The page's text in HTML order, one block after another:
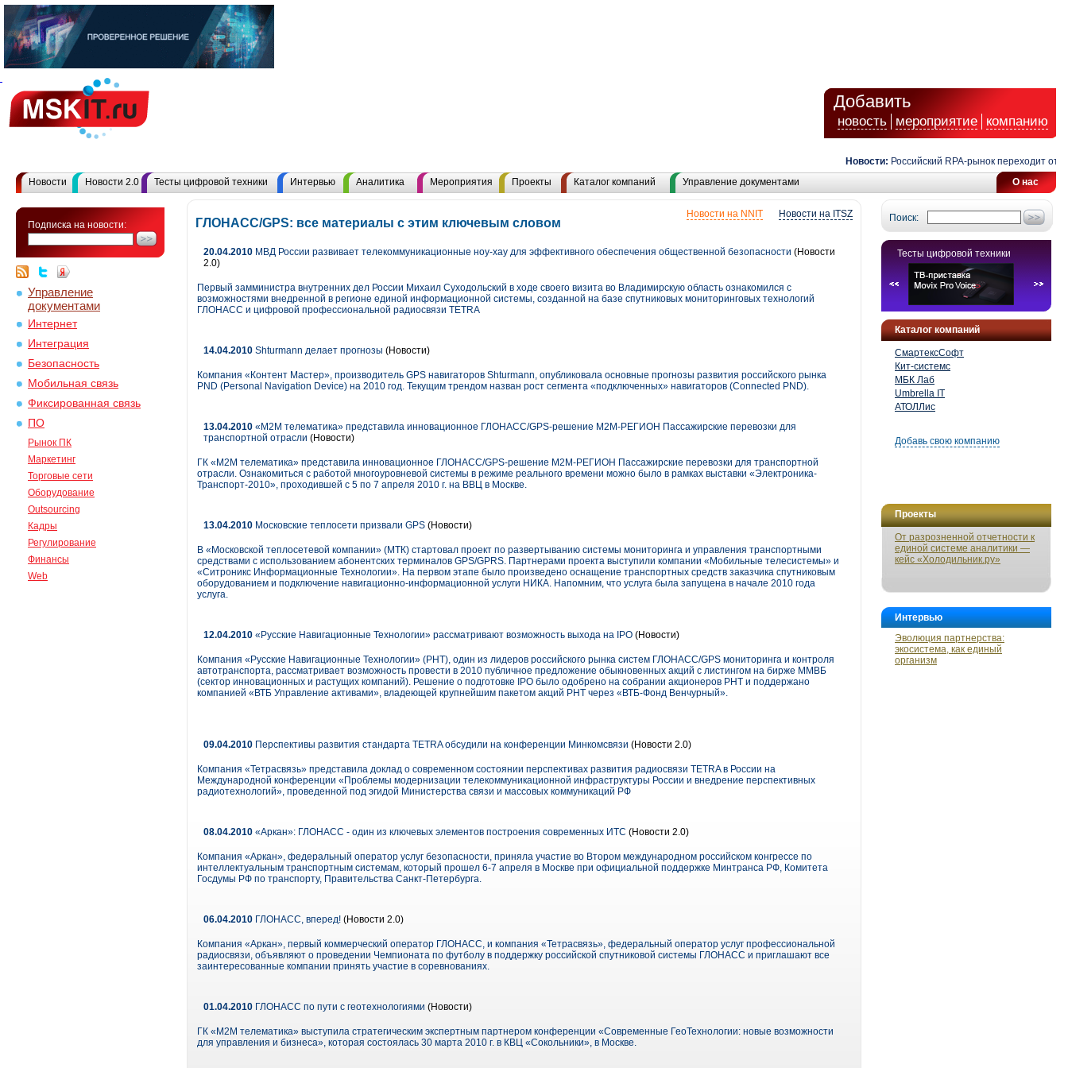
Добавить
новость мероприятие компанию
Новости: Российский RPA-рынок переходит от
О нас
Новости Новости 2.0 Тесты цифровой техники Интервью Аналитика Мероприятия Проекты Каталог компаний Управление документами
Подписка на новости:
Управление
документами
Интернет
Интеграция
Безопасность
Мобильная связь
Фиксированная связь
ПО
Рынок ПК
Маркетинг
Торговые сети
Оборудование
Outsourcing
Кадры
Регулирование
Финансы
Web
Поиск:
Тесты цифровой техники
Каталог компаний
СмартексСофт
Кит-системс
МБК Лаб
Umbrella IT
АТОЛЛис
Добавь свою компанию
Проекты
От разрозненной отчетности к
единой системе аналитики —
кейс «Холодильник.ру»
Интервью
Эволюция партнерства:
экосистема, как единый
организм
Новости на ITSZ
Новости на NNIT
ГЛОНАСС/GPS: все материалы с этим ключевым словом
20.04.2010 МВД России развивает телекоммуникационные ноу-хау для эффективного обеспечения общественной безопасности (Новости
2.0)
Первый замминистра внутренних дел России Михаил Суходольский в ходе своего визита во Владимирскую область ознакомился с
возможностями внедренной в регионе единой информационной системы, созданной на базе спутниковых мониторинговых технологий
ГЛОНАСС и цифровой профессиональной радиосвязи TETRA
14.04.2010 Shturmann делает прогнозы (Новости)
Компания «Контент Мастер», производитель GPS навигаторов Shturmann, опубликовала основные прогнозы развития российского рынка
PND (Personal Navigation Device) на 2010 год. Текущим трендом назван рост сегмента «подключенных» навигаторов (Сonnected PND).
13.04.2010 «М2М телематика» представила инновационное ГЛОНАСС/GPS-решение М2М-РЕГИОН Пассажирские перевозки для
транспортной отрасли (Новости)
ГК «М2М телематика» представила инновационное ГЛОНАСС/GPS-решение М2М-РЕГИОН Пассажирские перевозки для транспортной
отрасли. Ознакомиться с работой многоуровневой системы в режиме реального времени можно было в рамках выставки «Электроника-
Транспорт-2010», проходившей с 5 по 7 апреля 2010 г. на ВВЦ в Москве.
13.04.2010 Московские теплосети призвали GPS (Новости)
В «Московской теплосетевой компании» (МТК) стартовал проект по развертыванию системы мониторинга и управления транспортными
средствами с использованием абонентских терминалов GPS/GPRS. Партнерами проекта выступили компании «Мобильные телесистемы» и
«Ситроникс Информационные Технологии». На первом этапе было произведено оснащение транспортных средств заказчика спутниковым
оборудованием и подключение навигационно-информационной услуги НИКА. Напомним, что услуга была запущена в начале 2010 года
услуга.
12.04.2010 «Русские Навигационные Технологии» рассматривают возможность выхода на IPO (Новости)
Компания «Русские Навигационные Технологии» (РНТ), один из лидеров российского рынка систем ГЛОНАСС/GPS мониторинга и контроля
автотранспорта, рассматривает возможность провести в 2010 публичное предложение обыкновенных акций с листингом на бирже ММВБ
(сектор инновационных и растущих компаний). Решение о подготовке IPO было одобрено на собрании акционеров РНТ и поддержано
компанией «ВТБ Управление активами», владеющей крупнейшим пакетом акций РНТ через «ВТБ-Фонд Венчурный».
09.04.2010 Перспективы развития стандарта TETRA обсудили на конференции Минкомсвязи (Новости 2.0)
Компания «Тетрасвязь» представила доклад о современном состоянии перспективах развития радиосвязи TETRA в России на
Международной конференции «Проблемы модернизации телекоммуникационной инфраструктуры России и внедрение перспективных
радиотехнологий», проведенной под эгидой Министерства связи и массовых коммуникаций РФ
08.04.2010 «Аркан»: ГЛОНАСС - один из ключевых элементов построения современных ИТС (Новости 2.0)
Компания «Аркан», федеральный оператор услуг безопасности, приняла участие во Втором международном российском конгрессе по
интеллектуальным транспортным системам, который прошел 6-7 апреля в Москве при официальной поддержке Минтранса РФ, Комитета
Госдумы РФ по транспорту, Правительства Санкт-Петербурга.
06.04.2010 ГЛОНАСС, вперед! (Новости 2.0)
Компания «Аркан», первый коммерческий оператор ГЛОНАСС, и компания «Тетрасвязь», федеральный оператор услуг профессиональной
радиосвязи, объявляют о проведении Чемпионата по футболу в поддержку российской спутниковой системы ГЛОНАСС и приглашают все
заинтересованные компании принять участие в соревнованиях.
01.04.2010 ГЛОНАСС по пути с геотехнологиями (Новости)
ГК «М2М телематика» выступила стратегическим экспертным партнером конференции «Современные ГеоТехнологии: новые возможности
для управления и бизнеса», которая состоялась 30 марта 2010 г. в КВЦ «Сокольники», в Москве.